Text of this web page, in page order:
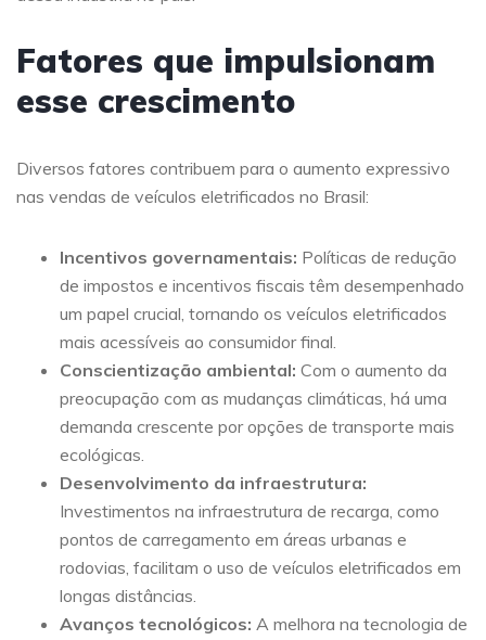
Fatores que impulsionam
esse crescimento
Diversos fatores contribuem para o aumento expressivo
nas vendas de veículos eletrificados no Brasil:
Incentivos governamentais: Políticas de redução
de impostos e incentivos fiscais têm desempenhado
um papel crucial, tornando os veículos eletrificados
mais acessíveis ao consumidor final.
Conscientização ambiental: Com o aumento da
preocupação com as mudanças climáticas, há uma
demanda crescente por opções de transporte mais
ecológicas.
Desenvolvimento da infraestrutura:
Investimentos na infraestrutura de recarga, como
pontos de carregamento em áreas urbanas e
rodovias, facilitam o uso de veículos eletrificados em
longas distâncias.
Avanços tecnológicos: A melhora na tecnologia de